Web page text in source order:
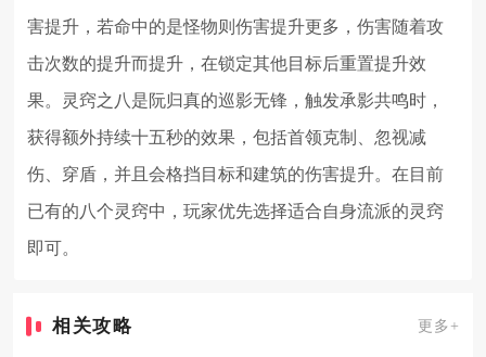
害提升，若命中的是怪物则伤害提升更多，伤害随着攻
击次数的提升而提升，在锁定其他目标后重置提升效
果。灵窍之八是阮归真的巡影无锋，触发承影共鸣时，
获得额外持续十五秒的效果，包括首领克制、忽视减
伤、穿盾，并且会格挡目标和建筑的伤害提升。在目前
已有的八个灵窍中，玩家优先选择适合自身流派的灵窍
即可。
相关攻略 更多+